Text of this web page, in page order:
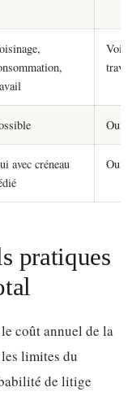
Oui
avec créneau
Oui,
pratiques
coût annuel de la
limites du
de litige